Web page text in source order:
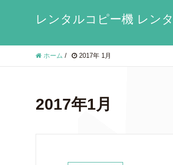
レンタルコピー機 レン
ホーム / 2017年 1月
2017年1月